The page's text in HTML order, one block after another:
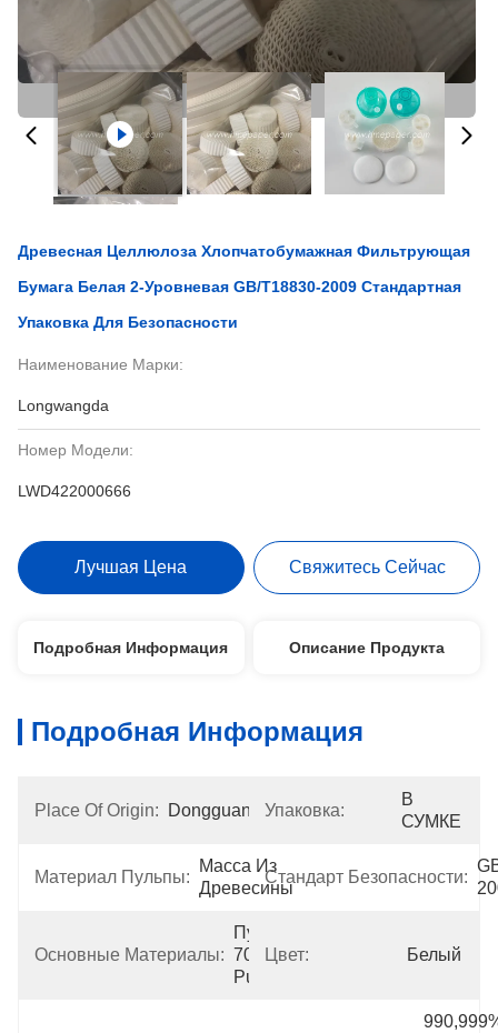
Древесная Целлюлоза Хлопчатобумажная Фильтрующая
Бумага Белая 2-Уровневая GB/T18830-2009 Стандартная
Упаковка Для Безопасности
Наименование Марки:
Longwangda
Номер Модели:
LWD422000666
Лучшая Цена Свяжитесь Сейчас
Подробная Информация Описание Продукта
Подробная Информация
Place Of Origin: Dongguan Упаковка:
В
СУМКЕ
Материал Пульпы:
Масса Из
Древесины
Стандарт Безопасности:
Основные Материалы:
Пульпа
70%Wood
Pulp/30%Cotton
Цвет: Белый